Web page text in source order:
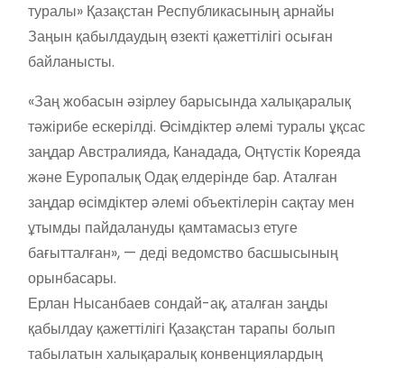
туралы» Қазақстан Республикасының арнайы
Заңын қабылдаудың өзекті қажеттілігі осыған
байланысты.
«Заң жобасын әзірлеу барысында халықаралық
тәжірибе ескерілді. Өсімдіктер әлемі туралы ұқсас
заңдар Австралияда, Канадада, Оңтүстік Кореяда
және Еуропалық Одақ елдерінде бар. Аталған
заңдар өсімдіктер әлемі объектілерін сақтау мен
ұтымды пайдалануды қамтамасыз етуге
бағытталған», — деді ведомство басшысының
орынбасары.
Ерлан Нысанбаев сондай-ақ, аталған заңды
қабылдау қажеттілігі Қазақстан тарапы болып
табылатын халықаралық конвенциялардың